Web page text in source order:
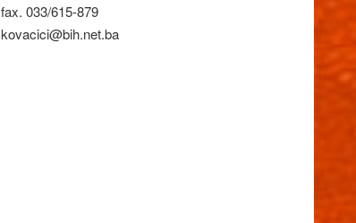
fax. 033/615-879
kovacici@bih.net.ba